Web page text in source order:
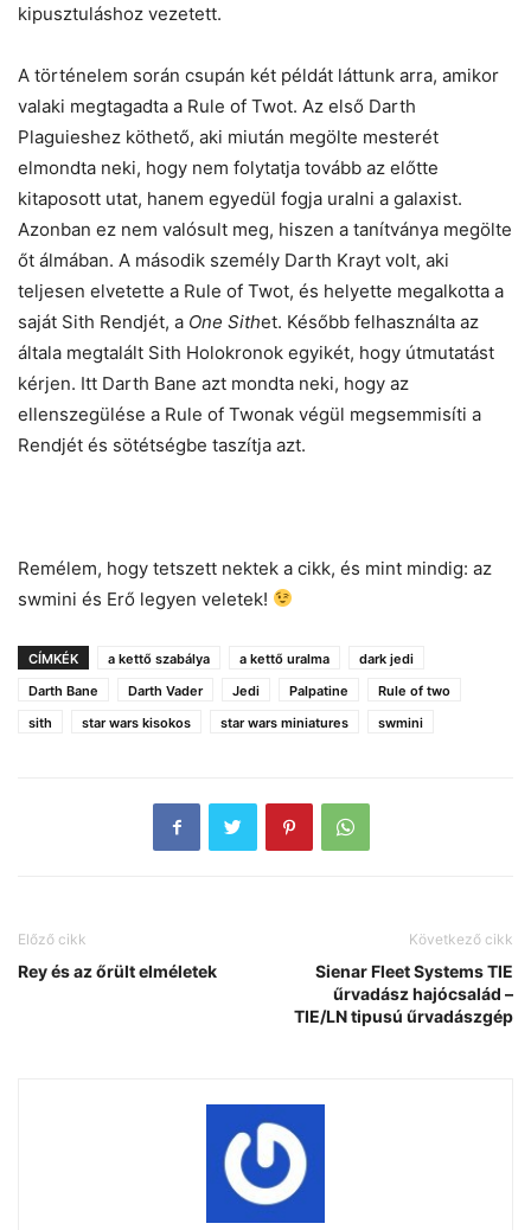
kipusztuláshoz vezetett.
A történelem során csupán két példát láttunk arra, amikor
valaki megtagadta a Rule of Twot. Az első Darth
Plaguieshez köthető, aki miután megölte mesterét
elmondta neki, hogy nem folytatja tovább az előtte
kitaposott utat, hanem egyedül fogja uralni a galaxist.
Azonban ez nem valósult meg, hiszen a tanítványa megölte
őt álmában. A második személy Darth Krayt volt, aki
teljesen elvetette a Rule of Twot, és helyette megalkotta a
saját Sith Rendjét, a One Sithet. Később felhasználta az
általa megtalált Sith Holokronok egyikét, hogy útmutatást
kérjen. Itt Darth Bane azt mondta neki, hogy az
ellenszegülése a Rule of Twonak végül megsemmisíti a
Rendjét és sötétségbe taszítja azt.
Remélem, hogy tetszett nektek a cikk, és mint mindig: az
swmini és Erő legyen veletek!
CÍMKÉK a kettő szabálya a kettő uralma
dark jedi
Darth Bane
Darth Vader Jedi Palpatine
Rule of two
sith
star wars kisokos star wars miniatures swmini
Előző cikk
Rey és az őrült elméletek
Következő cikk
Sienar Fleet Systems TIE
űrvadász hajócsalád –
TIE/LN tipusú űrvadászgép